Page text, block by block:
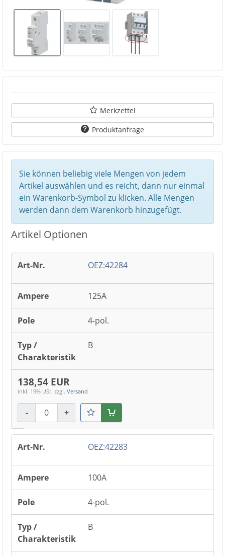
Merkzettel
Produktanfrage
Sie können beliebig viele Mengen von jedem
Artikel auswählen und es reicht, dann nur einmal
ein Warenkorb-Symbol zu klicken. Alle Mengen
werden dann dem Warenkorb hinzugefügt.
Artikel Optionen
OEZ:42284
125A
4-pol.
B
138,54 EUR
inkl. 19% USt. zzgl. Versand
- +
OEZ:42283
100A
4-pol.
B